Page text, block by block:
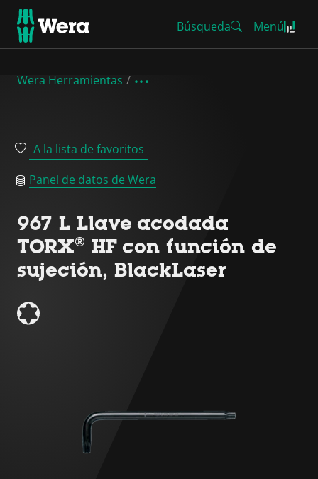
Búsqueda Menú
Wera Herramientas
A la lista de favoritos
Panel de datos de Wera
967 L Llave acodada
TORX® HF con función de
sujeción, BlackLaser